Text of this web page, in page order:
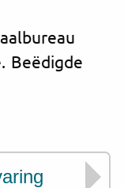
Beëdigde